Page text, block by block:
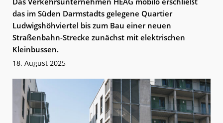
das im Süden Darmstadts gelegene Quartier
Ludwigshöhviertel bis zum Bau einer neuen
Straßenbahn-Strecke zunächst mit elektrischen
Kleinbussen.
18. August 2025